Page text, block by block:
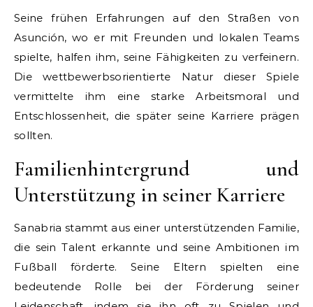
Seine frühen Erfahrungen auf den Straßen von
Asunción, wo er mit Freunden und lokalen Teams
spielte, halfen ihm, seine Fähigkeiten zu verfeinern.
Die wettbewerbsorientierte Natur dieser Spiele
vermittelte ihm eine starke Arbeitsmoral und
Entschlossenheit, die später seine Karriere prägen
sollten.
Familienhintergrund und
Unterstützung in seiner Karriere
Sanabria stammt aus einer unterstützenden Familie,
die sein Talent erkannte und seine Ambitionen im
Fußball förderte. Seine Eltern spielten eine
bedeutende Rolle bei der Förderung seiner